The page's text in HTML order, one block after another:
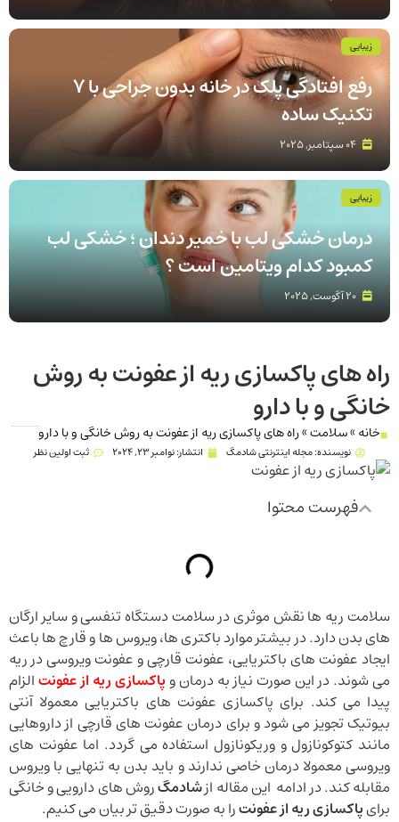
رفع افتادگی پلک در خانه بدون جراحی با 7
تکنیک ساده
زیبایی
درمان خشکی لب با خمیر دندان ؛ خشکی لب
کمبود کدام ویتامین است ؟
زیبایی
راه های پاکسازی ریه از عفونت به روش
خانگی و با دارو
خانه»سلامت»راه های پاکسازی ریه از عفونت به روش خانگی و با دارو
نویسنده:مجله اینترنتی شادمگ انتشار:نوامبر 23, 2024 ثبت اولین نظر
فهرست محتوا
سلامت ریه ها نقش موثری در سلامت دستگاه تنفسی و سایر ارگان
های بدن دارد. در بیشتر موارد باکتری ها، ویروس ها و قارچ ها باعث
ایجاد عفونت های باکتریایی، عفونت قارچی و عفونت ویروسی در ریه
می شوند. در این صورت نیاز به درمان و پاکسازی ریه از عفونتالزام
پیدا می کند. برای پاکسازی عفونت های باکتریایی معمولا آنتی
بیوتیک تجویز می شود و برای درمان عفونت های قارچی از داروهایی
مانند کتوکونازول و وریکونازول استفاده می گردد. اما عفونت های
ویروسی معمولا درمان خاصی ندارند و باید بدن به تنهایی با ویروس
مقابله کند. در ادامه این مقاله ازشادمگروش های دارویی و خانگی
برایپاکسازی ریه از عفونترا به صورت دقیق تر بیان می کنیم.